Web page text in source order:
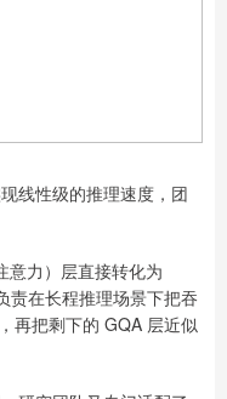
线性级的推理速度，团
意力）层直接转化为
责在长程推理场景下把吞
再把剩下的 GQA 层近似